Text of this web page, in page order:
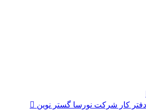
کار شرکت نورسا گستر نوین